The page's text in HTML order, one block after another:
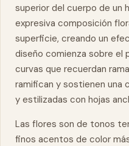
superior del cuerpo de un
expresiva composición
superficie, creando un
diseño comienza sobre el
curvas que recuerdan
ramifican y sostienen una
y estilizadas con hojas
Las flores son de tonos
finos acentos de color